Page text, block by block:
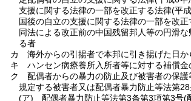
支援に関する法律の一部を改正する法律(平
国後の自立の支援に関する法律の一部を改正
同法による改正前の中国残留邦人等の円滑
る者
カ
海外からの引揚者で本邦に引き揚げた日
キ
ハンセン病療養所入所者等に対する補償
ク
配偶者からの暴力の防止及び被害者の保
規定する被害者又は配偶者暴力防止等法第
(ア)
配偶者暴力防止等法第3条第3項第3号(